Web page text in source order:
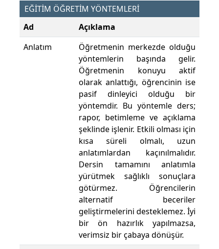
EĞİTİM ÖĞRETİM YÖNTEMLERİ
Ad
Açıklama
Anlatım
Öğretmenin merkezde olduğu
yöntemlerin başında gelir.
Öğretmenin konuyu aktif
olarak anlattığı, öğrencinin ise
pasif dinleyici olduğu bir
yöntemdir. Bu yöntemle ders;
rapor, betimleme ve açıklama
şeklinde işlenir. Etkili olması için
kısa süreli olmalı, uzun
anlatımlardan kaçınılmalıdır.
Dersin tamamını anlatımla
yürütmek sağlıklı sonuçlara
götürmez. Öğrencilerin
alternatif beceriler
geliştirmelerini desteklemez. İyi
bir ön hazırlık yapılmazsa,
verimsiz bir çabaya dönüşür.